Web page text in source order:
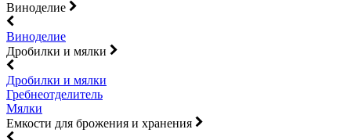
Виноделие
Виноделие
Дробилки и мялки
Дробилки и мялки
Гребнеотделитель
Мялки
Емкости для брожения и хранения